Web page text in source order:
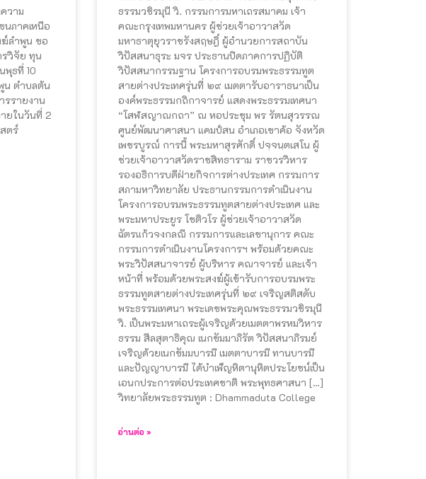
วาม
ภาคเหนือ
ลำพูน ขอ
วิจัย ทุน
พุธที่ 10
น ตำบลต้น
รรายงาน
ยในวันที่ 2
ตร์
ธรรมวชิรมุนี วิ. กรรมการมหาเถรสมาคม เจ้า
คณะกรุงเทพมหานคร ผู้ช่วยเจ้าอาวาสวัด
มหาธาตุยุวราชรังสฤษฎิ์ ผู้อำนวยการสถาบัน
วิปัสสนาธุระ มจร ประธานปิดภาคการปฏิบัติ
วิปัสสนากรรมฐาน โครงการอบรมพระธรรมทูต
สายต่างประเทศรุ่นที่ ๒๙ เมตตารับอาราธนาเป็น
องค์พระธรรมกถิกาจารย์ แสดงพระธรรมเทศนา
“โสฬสญาณกถา” ณ หอประชุม พร รัตนสุวรรณ
ศูนย์พัฒนาศาสนา แคมป์สน อำเภอเขาค้อ จังหวัด
เพชรบูรณ์ การนี้ พระมหาสุรศักดิ์ ปจฺจนฺตเสโน ผู้
ช่วยเจ้าอาวาสวัดราชสิทธาราม ราชวรวิหาร
รองอธิการบดีฝ่ายกิจการต่างประเทศ กรรมการ
สภามหาวิทยาลัย ประธานกรรมการดำเนินงาน
โครงการอบรมพระธรรมทูตสายต่างประเทศ และ
พระมหาประยูร โชติวโร ผู้ช่วยเจ้าอาวาสวัด
ฉัตรแก้วจงกลณี กรรมการและเลขานุการ คณะ
กรรมการดำเนินงานโครงการฯ พร้อมด้วยคณะ
พระวิปัสสนาจารย์ ผู้บริหาร คณาจารย์ และเจ้า
หน้าที่ พร้อมด้วยพระสงฆ์ผู้เข้ารับการอบรมพระ
ธรรมทูตสายต่างประเทศรุ่นที่ ๒๙ เจริญสติสดับ
พระธรรมเทศนา พระเดชพระคุณพระธรรมวชิรมุนี
วิ. เป็นพระมหาเถระผู้เจริญด้วยเมตตาพรหมวิหาร
ธรรม สีลสุตาธิคุณ เนกขัมมาภิรัต วิปัสสนาภิรมย์
เจริญด้วยเนกขัมมบารมี เมตตาบารมี ทานบารมี
และปัญญาบารมี ได้บำเพ็ญหิตานุหิตประโยชน์เป็น
เอนกประการต่อประเทศชาติ พระพุทธศาสนา […]
วิทยาลัยพระธรรมทูต : Dhammaduta College
อ่านต่อ »